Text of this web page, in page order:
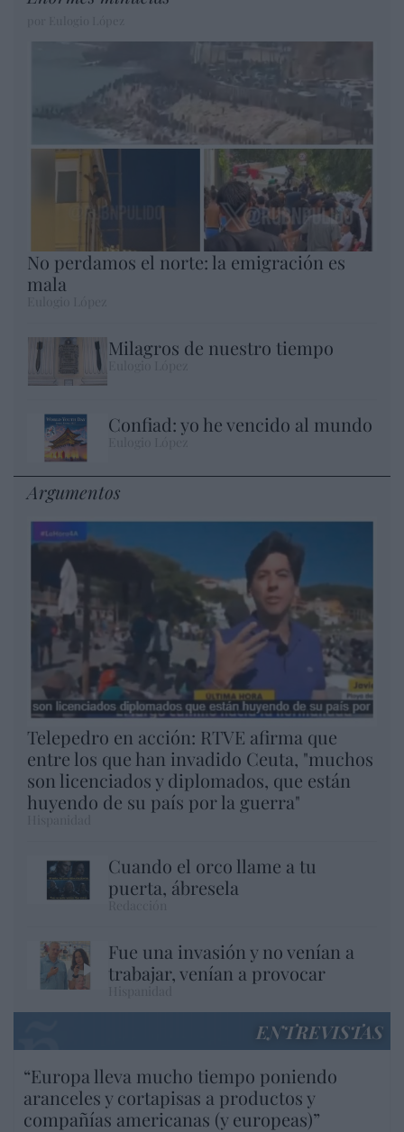
No perdamos el norte: la emigración es
mala
Milagros de nuestro tiempo
Confiad: yo he vencido al mundo
Argumentos
Telepedro en acción: RTVE afirma que
entre los que han invadido Ceuta, "muchos
son licenciados y diplomados, que están
huyendo de su país por la guerra"
Cuando el orco llame a tu
puerta, ábresela
Fue una invasión y no venían a
trabajar, venían a provocar
ENTREVISTAS
“Europa lleva mucho tiempo poniendo
aranceles y cortapisas a productos y
compañías americanas (y europeas)”